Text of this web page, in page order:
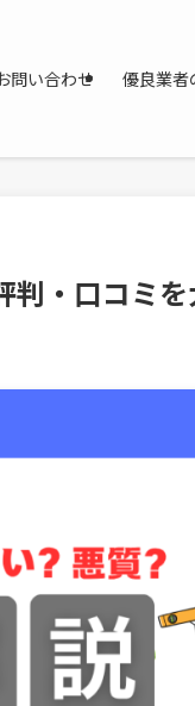
問い合わせ 優良業者
判・口コミ